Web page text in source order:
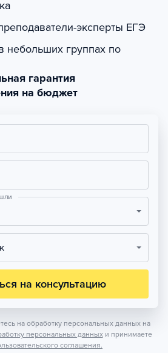
эксперты ЕГЭ
небольших группах по
гарантия
на бюджет
на консультацию
на обработку персональных данных на
персональных данных и принимаете
соглашения.